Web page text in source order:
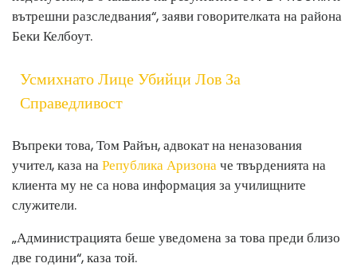
вътрешни разследвания“, заяви говорителката на района
Беки Келбоут.
Усмихнато Лице Убийци Лов За
Справедливост
Въпреки това, Том Райън, адвокат на неназования
учител, каза наРепублика Аризоначе твърденията на
клиента му не са нова информация за училищните
служители.
„Администрацията беше уведомена за това преди близо
две години“, каза той.